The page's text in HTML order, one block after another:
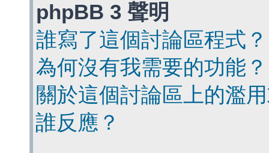
phpBB 3 聲明
誰寫了這個討論區程式？
為何沒有我需要的功能？
關於這個討論區上的濫
誰反應？